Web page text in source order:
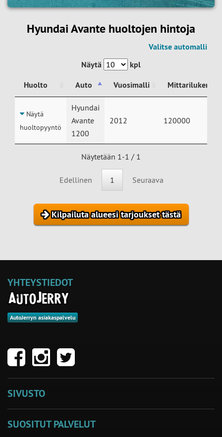
Hyundai Avante huoltojen hintoja
Valitse automalli
Näytä
kpl
Huolto
Auto Vuosimalli
Mittarilukema
Auto
Näytä
huoltopyyntö
Hyundai
Avante
1200
2012 120000
Näytetään 1-1 / 1
Edellinen 1 Seuraava
Kilpailuta alueesi tarjoukset tästä
YHTEYSTIEDOT
AutoJerryn asiakaspalvelu
SIVUSTO
SUOSITUT PALVELUT